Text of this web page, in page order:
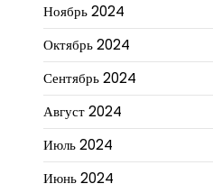
Ноябрь 2024
Октябрь 2024
Сентябрь 2024
Август 2024
Июль 2024
Июнь 2024